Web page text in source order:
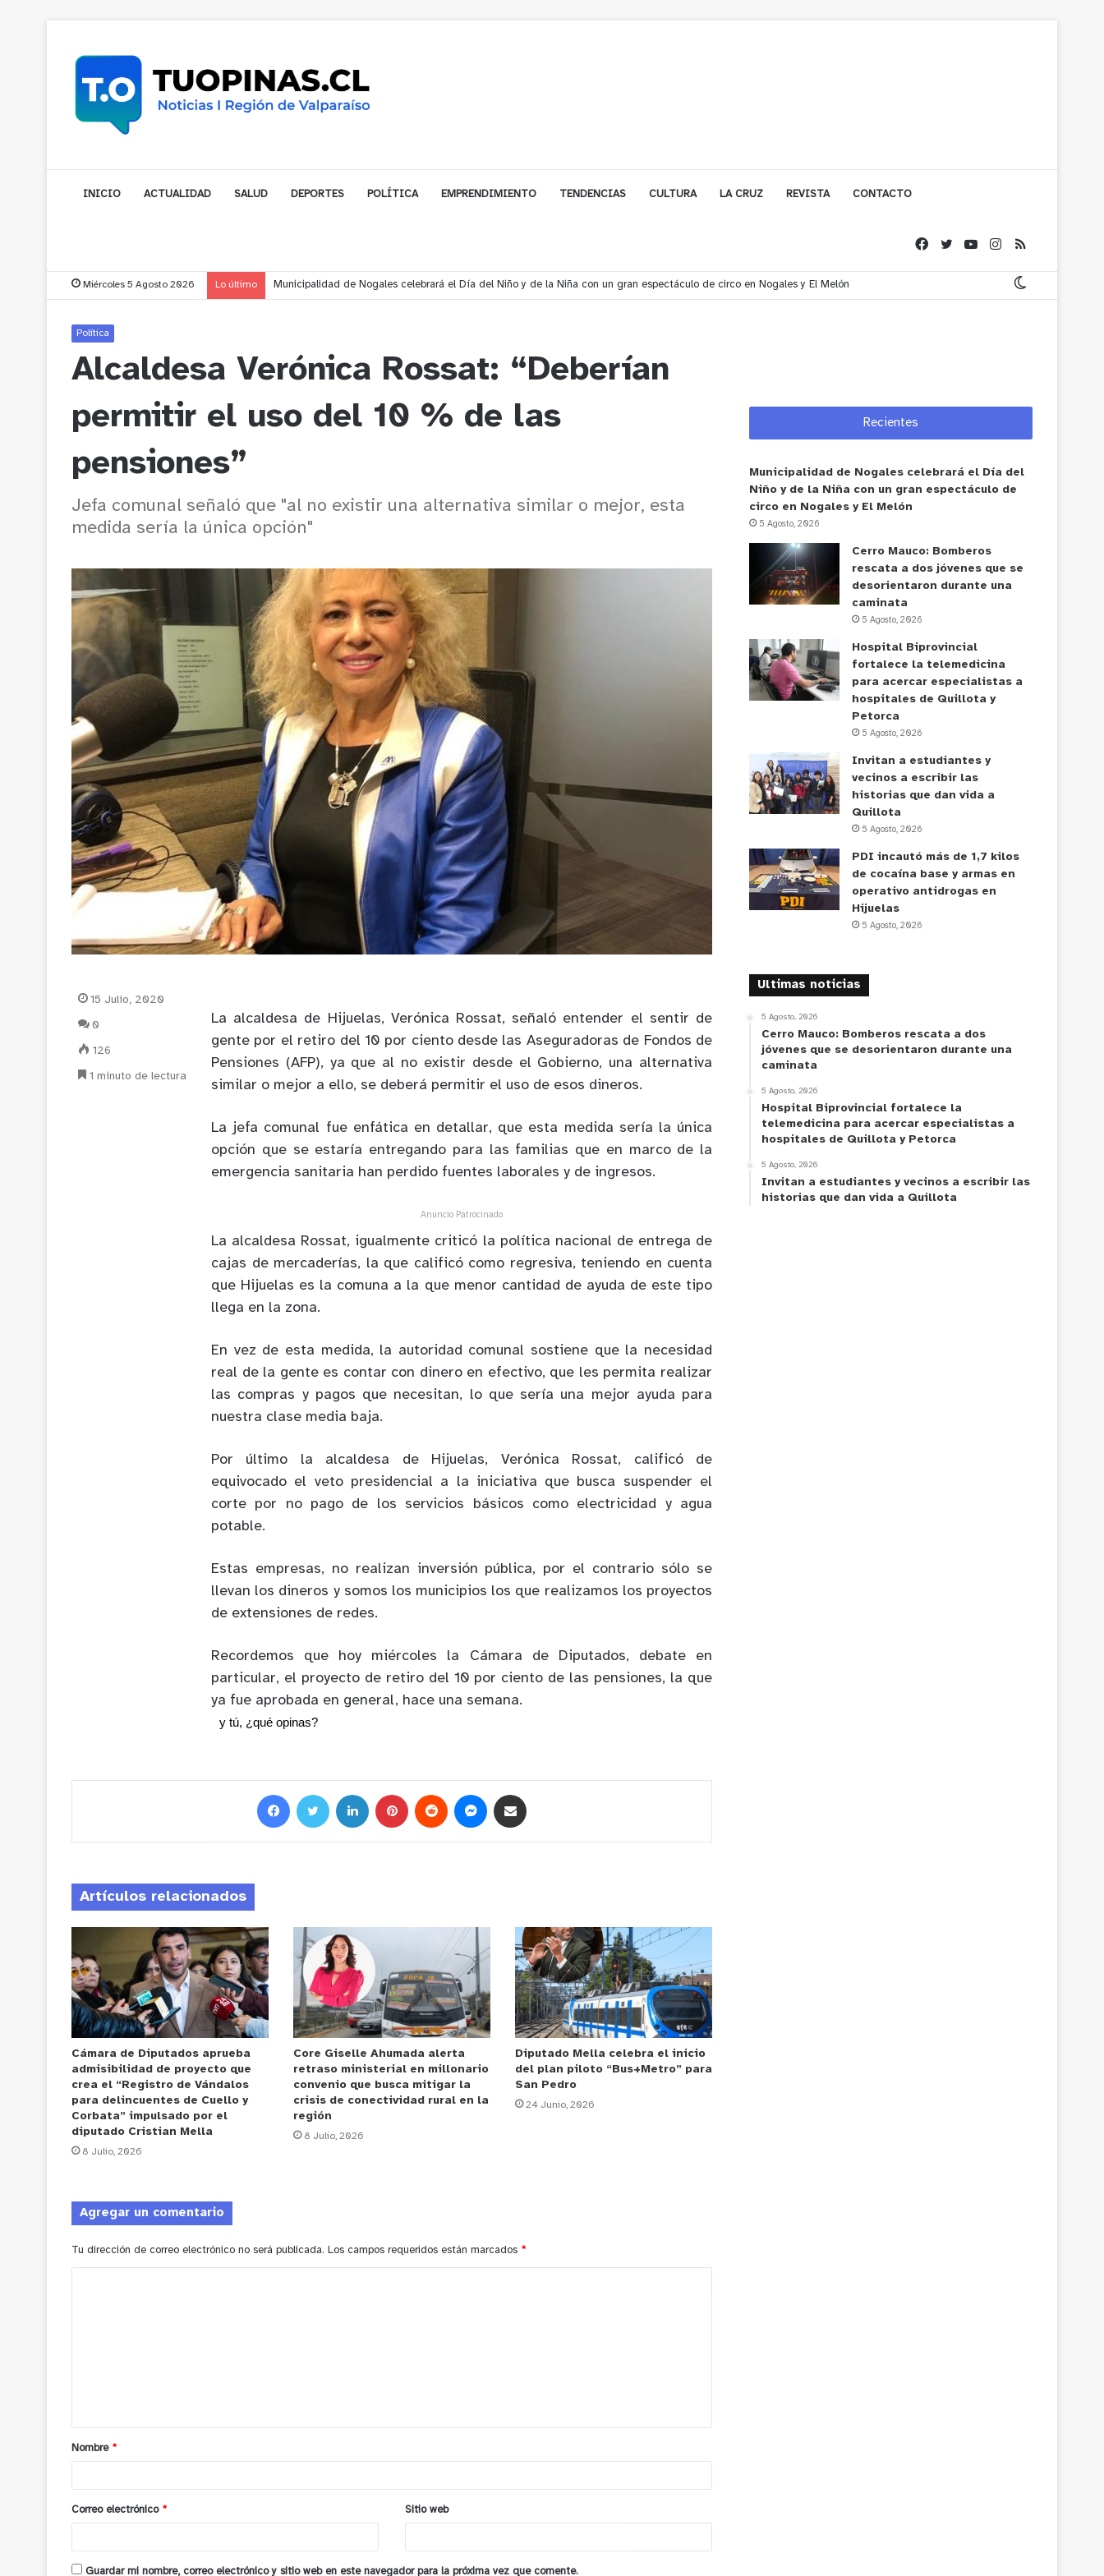
INICIO ACTUALIDAD SALUD DEPORTES POLÍTICA EMPRENDIMIENTO TENDENCIAS CULTURA LA CRUZ REVISTA CONTACTO
Miércoles 5 Agosto 2026 Lo último Municipalidad de Nogales celebrará el Día del Niño y de la Niña con un gran espectáculo de circo en Nogales y El Melón
Política
Alcaldesa Verónica Rossat: “Deberían
permitir el uso del 10 % de las
pensiones”
Jefa comunal señaló que "al no existir una alternativa similar o mejor, esta
medida sería la única opción"
La alcaldesa de Hijuelas, Verónica Rossat, señaló entender el sentir de
gente por el retiro del 10 por ciento desde las Aseguradoras de Fondos de
Pensiones (AFP), ya que al no existir desde el Gobierno, una alternativa
similar o mejor a ello, se deberá permitir el uso de esos dineros.
La jefa comunal fue enfática en detallar, que esta medida sería la única
opción que se estaría entregando para las familias que en marco de la
emergencia sanitaria han perdido fuentes laborales y de ingresos.
Anuncio Patrocinado
La alcaldesa Rossat, igualmente criticó la política nacional de entrega de
cajas de mercaderías, la que calificó como regresiva, teniendo en cuenta
que Hijuelas es la comuna a la que menor cantidad de ayuda de este tipo
llega en la zona.
En vez de esta medida, la autoridad comunal sostiene que la necesidad
real de la gente es contar con dinero en efectivo, que les permita realizar
las compras y pagos que necesitan, lo que sería una mejor ayuda para
nuestra clase media baja.
Por último la alcaldesa de Hijuelas, Verónica Rossat, calificó de
equivocado el veto presidencial a la iniciativa que busca suspender el
corte por no pago de los servicios básicos como electricidad y agua
potable.
Estas empresas, no realizan inversión pública, por el contrario sólo se
llevan los dineros y somos los municipios los que realizamos los proyectos
de extensiones de redes.
Recordemos que hoy miércoles la Cámara de Diputados, debate en
particular, el proyecto de retiro del 10 por ciento de las pensiones, la que
ya fue aprobada en general, hace una semana.
y tú, ¿qué opinas?
15 Julio, 2020
0
126
1 minuto de lectura
Artículos relacionados
Cámara de Diputados aprueba
admisibilidad de proyecto que
crea el “Registro de Vándalos
para delincuentes de Cuello y
Corbata” impulsado por el
diputado Cristian Mella
8 Julio, 2026
Core Giselle Ahumada alerta
retraso ministerial en millonario
convenio que busca mitigar la
crisis de conectividad rural en la
región
8 Julio, 2026
Diputado Mella celebra el inicio
del plan piloto “Bus+Metro” para
San Pedro
24 Junio, 2026
Agregar un comentario
Tu dirección de correo electrónico no será publicada. Los campos requeridos están marcados *
a
r
*
Nombre *
Correo electrónico * Sitio web
Guardar mi nombre, correo electrónico y sitio web en este navegador para la próxima vez que comente.
Recientes
Municipalidad de Nogales celebrará el Día del
Niño y de la Niña con un gran espectáculo de
circo en Nogales y El Melón
5 Agosto, 2026
Cerro Mauco: Bomberos
rescata a dos jóvenes que se
desorientaron durante una
caminata
5 Agosto, 2026
Hospital Biprovincial
fortalece la telemedicina
para acercar especialistas a
hospitales de Quillota y
Petorca
5 Agosto, 2026
Invitan a estudiantes y
vecinos a escribir las
historias que dan vida a
Quillota
5 Agosto, 2026
PDI incautó más de 1,7 kilos
de cocaína base y armas en
operativo antidrogas en
Hijuelas
5 Agosto, 2026
Ultimas noticias
5 Agosto, 2026
Cerro Mauco: Bomberos rescata a dos
jóvenes que se desorientaron durante una
caminata
5 Agosto, 2026
Hospital Biprovincial fortalece la
telemedicina para acercar especialistas a
hospitales de Quillota y Petorca
5 Agosto, 2026
Invitan a estudiantes y vecinos a escribir las
historias que dan vida a Quillota